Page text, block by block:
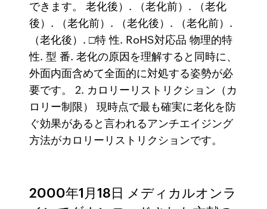
できます。 老化後）. （老化前）. （老化
後）. （老化前）. （老化後）. （老化前）.
（老化後）. □特 性. RoHS対応品 物理的特
性. 型 番. 老化の原因を理解すると同時に、
外面内面含めて全面的に対処する姿勢が必
要です。 2. カロリーリストリクション（カ
ロリー制限） 現時点で最も確実に老化を防
ぐ効果があると言われるアンチエイジング
方法がカロリーリストリクションです。
2000年1月18日 メディカルオンラ